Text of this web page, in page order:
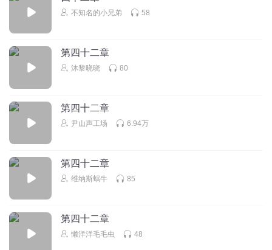
不知名的小兄弟 58
第四十二章
沐黎晓晓 80
第四十二章
尹山声工场 6.94万
第四十二章
维纳斯蜗牛 85
第四十二章
懒洋洋毛毛虫 48